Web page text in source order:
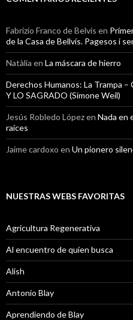
Fabrizio Franco de Belvis en
de la Casa de Bellvís. Pagesos i
Natàlia en La máscara de hierro
Derechos Humanos: La Trampa –
Y LO SAGRADO (Simone Weil)
Jesús Robledo Lópezen Nada en
raíces
Jaime cardoxo en Un pionero
NUESTRAS WEBS FAVORITAS
Agricultura Regenerativa
Al encuentro de quien busca
Alish
Antonio Blay
Aprendiendo de Blay